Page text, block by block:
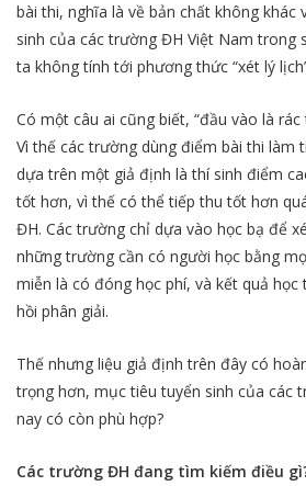
bài thi, nghĩa là về bản chất không khác
sinh của các trường ĐH Việt Nam trong
ta không tính tới phương thức “xét lý
Có một câu ai cũng biết, “đầu vào là rác
Vì thế các trường dùng điểm bài thi làm
dựa trên một giả định là thí sinh điểm
tốt hơn, vì thế có thể tiếp thu tốt hơn
ĐH. Các trường chỉ dựa vào học bạ để
những trường cần có người học bằng
miễn là có đóng học phí, và kết quả
hồi phân giải.
Thế nhưng liệu giả định trên đây có
trọng hơn, mục tiêu tuyển sinh của các
nay có còn phù hợp?
Các trường ĐH đang tìm kiếm điều